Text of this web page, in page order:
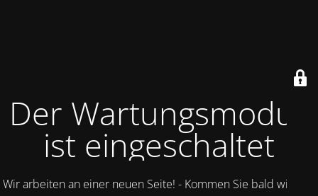
Der Wartungsmodus
ist eingeschaltet
Wir arbeiten an einer neuen Seite! - Kommen Sie bald wieder.